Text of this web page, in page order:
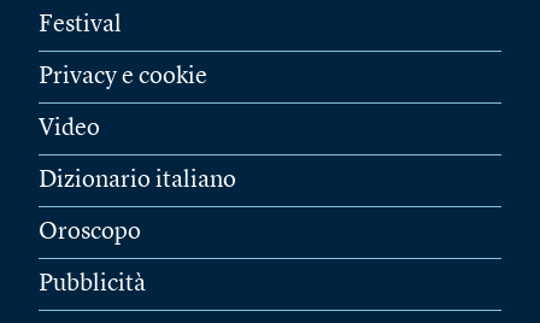
Festival
Privacy e cookie
Video
Dizionario italiano
Oroscopo
Pubblicità